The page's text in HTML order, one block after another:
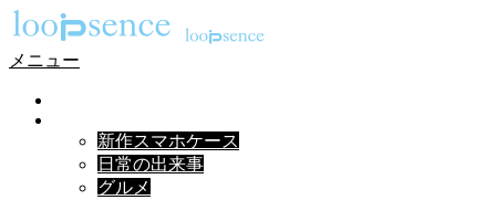
メニュー
新作スマホケース
日常の出来事
グルメ